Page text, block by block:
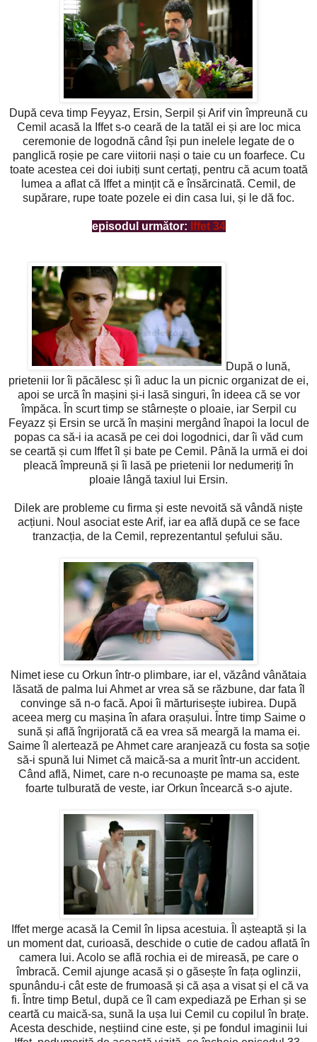
După ceva timp Feyyaz, Ersin, Serpil și Arif vin împreună cu
Cemil acasă la Iffet s-o ceară de la tatăl ei și are loc mica
ceremonie de logodnă când își pun inelele legate de o
panglică roșie pe care viitorii nași o taie cu un foarfece. Cu
toate acestea cei doi iubiți sunt certați, pentru că acum toată
lumea a aflat că Iffet a mințit că e însărcinată. Cemil, de
supărare, rupe toate pozele ei din casa lui, și le dă foc.
episodul următor: Iffet 34
După o lună,
prietenii lor îi păcălesc și îi aduc la un picnic organizat de ei,
apoi se urcă în mașini și-i lasă singuri, în ideea că se vor
împăca. În scurt timp se stârnește o ploaie, iar Serpil cu
Feyazz și Ersin se urcă în mașini mergând înapoi la locul de
popas ca să-i ia acasă pe cei doi logodnici, dar îi văd cum
se ceartă și cum Iffet îl și bate pe Cemil. Până la urmă ei doi
pleacă împreună și îi lasă pe prietenii lor nedumeriți în
ploaie lângă taxiul lui Ersin.
Dilek are probleme cu firma și este nevoită să vândă niște
acțiuni. Noul asociat este Arif, iar ea află după ce se face
tranzacția, de la Cemil, reprezentantul șefului său.
Nimet iese cu Orkun într-o plimbare, iar el, văzând vânătaia
lăsată de palma lui Ahmet ar vrea să se răzbune, dar fata îl
convinge să n-o facă. Apoi îi mărturisește iubirea. După
aceea merg cu mașina în afara orașului. Între timp Saime o
sună și află îngrijorată că ea vrea să meargă la mama ei.
Saime îl alertează pe Ahmet care aranjează cu fosta sa soție
să-i spună lui Nimet că maică-sa a murit într-un accident.
Când află, Nimet, care n-o recunoaște pe mama sa, este
foarte tulburată de veste, iar Orkun încearcă s-o ajute.
Iffet merge acasă la Cemil în lipsa acestuia. Îl așteaptă și la
un moment dat, curioasă, deschide o cutie de cadou aflată în
camera lui. Acolo se află rochia ei de mireasă, pe care o
îmbracă. Cemil ajunge acasă și o găsește în fața oglinzii,
spunându-i cât este de frumoasă și că așa a visat și el că va
fi. Între timp Betul, după ce îl cam expediază pe Erhan și se
ceartă cu maică-sa, sună la ușa lui Cemil cu copilul în brațe.
Acesta deschide, neștiind cine este, și pe fondul imaginii lui